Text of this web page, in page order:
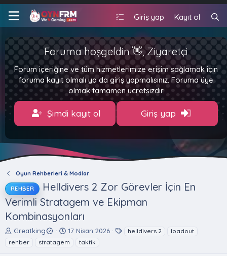
Giriş yap Kayıt ol
Foruma hoşgeldin 👋, Ziyaretçi
Forum içeriğine ve tüm hizmetlerimize erişim sağlamak için
foruma kayıt olmalı ya da giriş yapmalısınız. Foruma üye
olmak tamamen ücretsizdir.
Şimdi kayıt ol Giriş yap
Oyun Rehberleri & Modlar
REHBER
Helldivers 2 Zor Görevler İçin En
Verimli Stratagem ve Ekipman
Kombinasyonları
K
o
Greatking
B
17 Nisan 2026 helldivers 2
loadout
rehber
stratagem taktik